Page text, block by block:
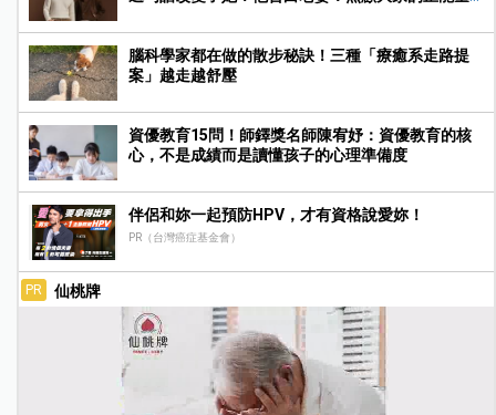
腦科學家都在做的散步秘訣！三種「療癒系走路提
案」越走越舒壓
資優教育15問！師鐸獎名師陳宥妤：資優教育的核
心，不是成績而是讀懂孩子的心理準備度
伴侶和妳一起預防HPV，才有資格說愛妳！
PR（台灣癌症基金會）
PR 仙桃牌